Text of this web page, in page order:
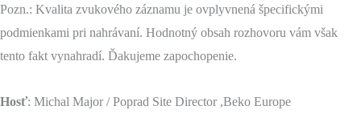
Pozn.: Kvalita zvukového záznamu je ovplyvnená špecifickými
podmienkami pri nahrávaní. Hodnotný obsah rozhovoru vám však
tento fakt vynahradí. Ďakujeme zapochopenie.
Hosť: Michal Major / Poprad Site Director ,Beko Europe